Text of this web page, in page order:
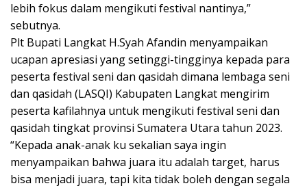
lebih fokus dalam mengikuti festival nantinya,”
sebutnya.
Plt Bupati Langkat H.Syah Afandin menyampaikan
ucapan apresiasi yang setinggi-tingginya kepada para
peserta festival seni dan qasidah dimana lembaga seni
dan qasidah (LASQI) Kabupaten Langkat mengirim
peserta kafilahnya untuk mengikuti festival seni dan
qasidah tingkat provinsi Sumatera Utara tahun 2023.
“Kepada anak-anak ku sekalian saya ingin
menyampaikan bahwa juara itu adalah target, harus
bisa menjadi juara, tapi kita tidak boleh dengan segala